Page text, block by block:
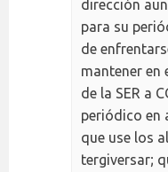
dirección
para su
de
mantener en
de la SER a
periódico en
que use los
tergiversar;